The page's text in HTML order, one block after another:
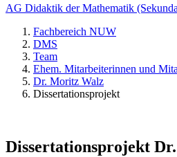
AG Didaktik der Mathematik
Fachbereich NUW
DMS
Team
Ehem. Mitarbeiterinnen und
Dr. Moritz Walz
Dissertationsprojekt
Dissertationsprojekt